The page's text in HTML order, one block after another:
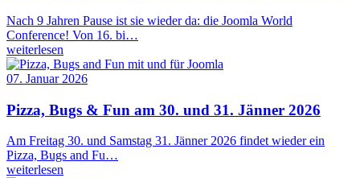
Nach 9 Jahren Pause ist sie wieder da: die Joomla World
Conference! Von 16. bi…
weiterlesen
07. Januar 2026
Pizza, Bugs & Fun am 30. und 31. Jänner 2026
Am Freitag 30. und Samstag 31. Jänner 2026 findet wieder ein
Pizza, Bugs and Fu…
weiterlesen